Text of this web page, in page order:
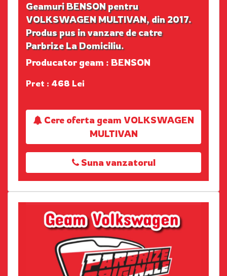
Geamuri BENSON pentru
VOLKSWAGEN MULTIVAN, din 2017.
Produs pus in vanzare de catre
Parbrize La Domiciliu.
Producator geam : BENSON
Pret : 468 Lei
Cere oferta geam VOLKSWAGEN
MULTIVAN
Suna vanzatorul